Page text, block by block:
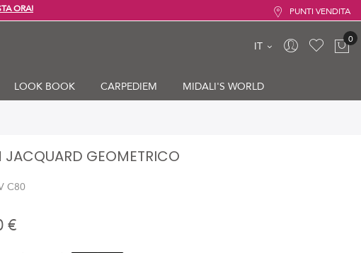
ORA!
PUNTI VENDITA
IT
LOOK BOOK CARPEDIEM MIDALI'S WORLD
GEOMETRICO
C80
€